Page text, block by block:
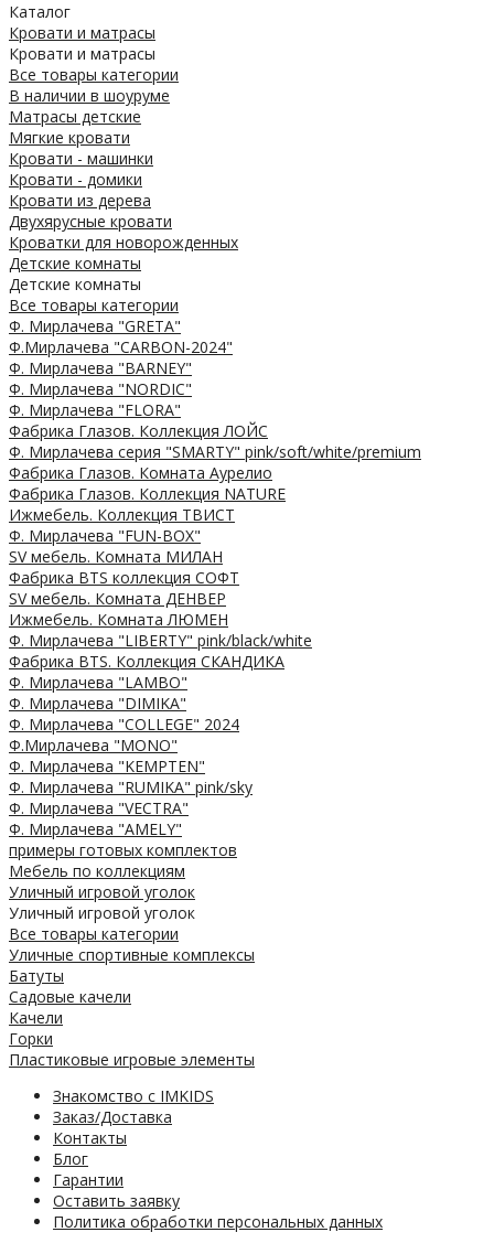
Каталог
Кровати и матрасы
Кровати и матрасы
Все товары категории
В наличии в шоуруме
Матрасы детские
Мягкие кровати
Кровати - машинки
Кровати - домики
Кровати из дерева
Двухярусные кровати
Кроватки для новорожденных
Детские комнаты
Детские комнаты
Все товары категории
Ф. Мирлачева "GRETA"
Ф.Мирлачева "CARBON-2024"
Ф. Мирлачева "BARNEY"
Ф. Мирлачева "NORDIC"
Ф. Мирлачева "FLORA"
Фабрика Глазов. Коллекция ЛОЙС
Ф. Мирлачева серия "SMARTY" pink/soft/white/premium
Фабрика Глазов. Комната Аурелио
Фабрика Глазов. Коллекция NATURE
Ижмебель. Коллекция ТВИСТ
Ф. Мирлачева "FUN-BOX"
SV мебель. Комната МИЛАН
Фабрика BTS коллекция СОФТ
SV мебель. Комната ДЕНВЕР
Ижмебель. Комната ЛЮМЕН
Ф. Мирлачева "LIBERTY" pink/black/white
Фабрика BTS. Коллекция СКАНДИКА
Ф. Мирлачева "LAMBO"
Ф. Мирлачева "DIMIKA"
Ф. Мирлачева "COLLEGE" 2024
Ф.Мирлачева "MONO"
Ф. Мирлачева "KEMPTEN"
Ф. Мирлачева "RUMIKA" pink/sky
Ф. Мирлачева "VECTRA"
Ф. Мирлачева "AMELY"
примеры готовых комплектов
Мебель по коллекциям
Уличный игровой уголок
Уличный игровой уголок
Все товары категории
Уличные спортивные комплексы
Батуты
Садовые качели
Качели
Горки
Пластиковые игровые элементы
Знакомство с IMKIDS
Заказ/Доставка
Контакты
Блог
Гарантии
Оставить заявку
Политика обработки персональных данных